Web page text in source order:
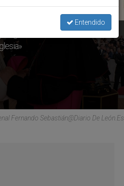
agradece los «abundantes
Fernando Sebastián@diario De León.es
Entendido